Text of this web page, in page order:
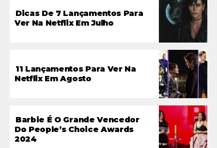
Dicas De 7 Lançamentos Para
Ver Na Netflix Em Julho
11 Lançamentos Para Ver Na
Netflix Em Agosto
Barbie É O Grande Vencedor
Do People’s Choice Awards
2024